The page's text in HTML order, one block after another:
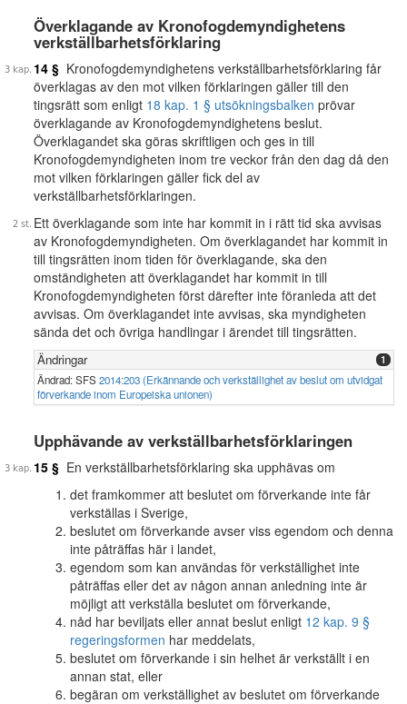
Överklagande av Kronofogdemyndighetens
verkställbarhetsförklaring
14 § Kronofogdemyndighetens verkställbarhetsförklaring får
överklagas av den mot vilken förklaringen gäller till den
tingsrätt som enligt 18 kap. 1 § utsökningsbalken prövar
överklagande av Kronofogdemyndighetens beslut.
Överklagandet ska göras skriftligen och ges in till
Kronofogdemyndigheten inom tre veckor från den dag då den
mot vilken förklaringen gäller fick del av
verkställbarhetsförklaringen.
Ett överklagande som inte har kommit in i rätt tid ska avvisas
av Kronofogdemyndigheten. Om överklagandet har kommit in
till tingsrätten inom tiden för överklagande, ska den
omständigheten att överklagandet har kommit in till
Kronofogdemyndigheten först därefter inte föranleda att det
avvisas. Om överklagandet inte avvisas, ska myndigheten
sända det och övriga handlingar i ärendet till tingsrätten.
Ändringar 1
Ändrad: SFS2014:203 (Erkännande och verkställighet av beslut om utvidgat
förverkande inom Europeiska unionen)
Upphävande av verkställbarhetsförklaringen
15 § En verkställbarhetsförklaring ska upphävas om
det framkommer att beslutet om förverkande inte får
verkställas i Sverige,
beslutet om förverkande avser viss egendom och denna
inte påträffas här i landet,
egendom som kan användas för verkställighet inte
påträffas eller det av någon annan anledning inte är
möjligt att verkställa beslutet om förverkande,
nåd har beviljats eller annat beslut enligt 12 kap. 9 §
regeringsformen har meddelats,
beslutet om förverkande i sin helhet är verkställt i en
annan stat, eller
begäran om verkställighet av beslutet om förverkande